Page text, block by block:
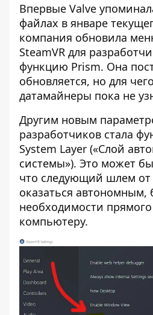
Впервые Valve
файлах в январе
компания обновила
SteamVR для
функцию Prism. Она
обновляется, но для
датамайнеры пока не
Другим новым
разработчиков стала
System Layer («Слой
системы»). Это может
что следующий шлем от
оказаться автономным,
необходимости
компьютеру.